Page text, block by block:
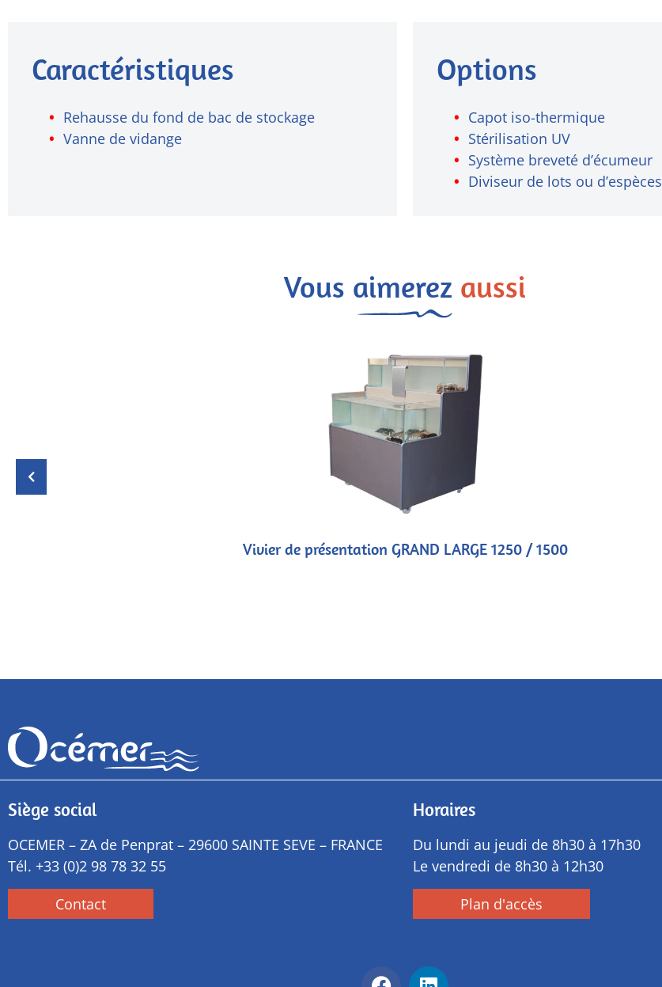
Caractéristiques
Rehausse du fond de bac de stockage
Vanne de vidange
Options
Capot iso-thermique
Stérilisation UV
Système breveté d’écumeur
Diviseur de lots ou d’espèces
Vous aimerez aussi
Vivier de présentation GRAND LARGE 1250 / 1500
Siège social
OCEMER – ZA de Penprat – 29600 SAINTE SEVE – FRANCE
Tél. +33 (0)2 98 78 32 55
Contact
Horaires
Du lundi au jeudi de 8h30 à 17h30
Le vendredi de 8h30 à 12h30
Plan d'accès